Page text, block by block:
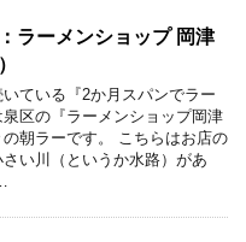
ラーメンショップ 岡津
ている『2か月スパンでラー
区の『ラーメンショップ岡津
朝ラーです。 こちらはお店の
い川（というか水路）があ